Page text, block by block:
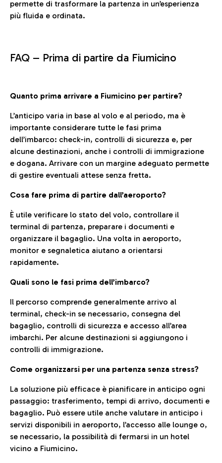
permette di trasformare la partenza in un’esperienza
più fluida e ordinata.
FAQ – Prima di partire da Fiumicino
Quanto prima arrivare a Fiumicino per partire?
L’anticipo varia in base al volo e al periodo, ma è
importante considerare tutte le fasi prima
dell’imbarco: check-in, controlli di sicurezza e, per
alcune destinazioni, anche i controlli di immigrazione
e dogana. Arrivare con un margine adeguato permette
di gestire eventuali attese senza fretta.
Cosa fare prima di partire dall’aeroporto?
È utile verificare lo stato del volo, controllare il
terminal di partenza, preparare i documenti e
organizzare il bagaglio. Una volta in aeroporto,
monitor e segnaletica aiutano a orientarsi
rapidamente.
Quali sono le fasi prima dell’imbarco?
Il percorso comprende generalmente arrivo al
terminal, check-in se necessario, consegna del
bagaglio, controlli di sicurezza e accesso all’area
imbarchi. Per alcune destinazioni si aggiungono i
controlli di immigrazione.
Come organizzarsi per una partenza senza stress?
La soluzione più efficace è pianificare in anticipo ogni
passaggio: trasferimento, tempi di arrivo, documenti e
bagaglio. Può essere utile anche valutare in anticipo i
servizi disponibili in aeroporto, l’accesso alle lounge o,
se necessario, la possibilità di fermarsi in un hotel
vicino a Fiumicino.